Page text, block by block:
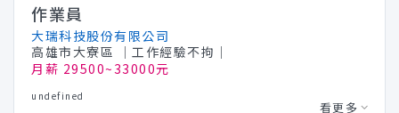
作業員
大瑞科技股份有限公司
高雄市大寮區
│工作經驗不拘│
月薪 29500~33000元
undefined
看更多